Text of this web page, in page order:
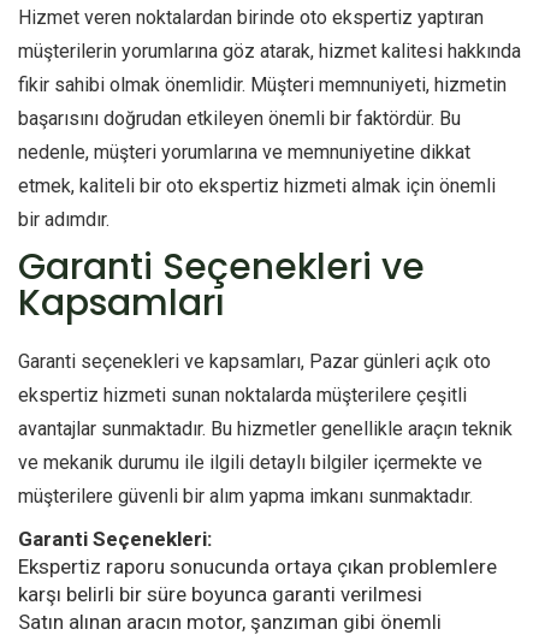
Hizmet veren noktalardan birinde oto ekspertiz yaptıran
müşterilerin yorumlarına göz atarak, hizmet kalitesi hakkında
fikir sahibi olmak önemlidir. Müşteri memnuniyeti, hizmetin
başarısını doğrudan etkileyen önemli bir faktördür. Bu
nedenle, müşteri yorumlarına ve memnuniyetine dikkat
etmek, kaliteli bir oto ekspertiz hizmeti almak için önemli
bir adımdır.
Garanti Seçenekleri ve
Kapsamları
Garanti seçenekleri ve kapsamları, Pazar günleri açık oto
ekspertiz hizmeti sunan noktalarda müşterilere çeşitli
avantajlar sunmaktadır. Bu hizmetler genellikle araçın teknik
ve mekanik durumu ile ilgili detaylı bilgiler içermekte ve
müşterilere güvenli bir alım yapma imkanı sunmaktadır.
Garanti Seçenekleri:
Ekspertiz raporu sonucunda ortaya çıkan problemlere
karşı belirli bir süre boyunca garanti verilmesi
Satın alınan aracın motor, şanzıman gibi önemli